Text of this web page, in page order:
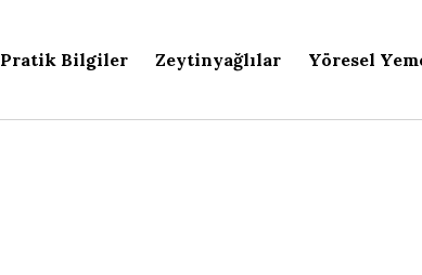
Pratik Bilgiler Zeytinyağlılar Yöresel